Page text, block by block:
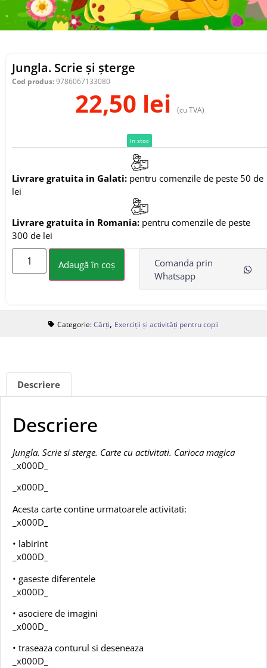
Jungla. Scrie și șterge
Cod produs:9786067133080
22,50 lei (cu TVA)
In stoc
Livrare gratuita in Galati: pentru comenzile de peste 50 de
lei
Livrare gratuita in Romania: pentru comenzile de peste
300 de lei
Adaugă în coș
Comanda prin
Whatsapp
Categorie:Cărți, Exerciții și activități pentru copii
Descriere
Descriere
Jungla. Scrie si sterge. Carte cu activitati. Carioca magica
_x000D_
_x000D_
Acesta carte contine urmatoarele activitati:
_x000D_
• labirint
_x000D_
• gaseste diferentele
_x000D_
• asociere de imagini
_x000D_
• traseaza conturul si deseneaza
_x000D_